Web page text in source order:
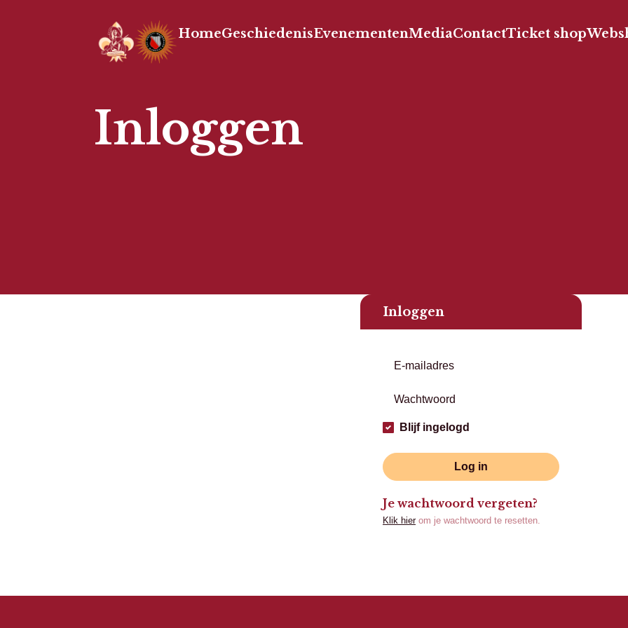
HomeGeschiedenisEvenementenMediaContactTicket shop
Inloggen
Inloggen
Blijf ingelogd
Log in
Je wachtwoord vergeten?
Klik hierom je wachtwoord te resetten.